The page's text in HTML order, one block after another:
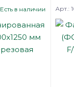
Есть в наличии Арт.: